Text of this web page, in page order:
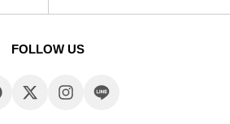
FOLLOW US